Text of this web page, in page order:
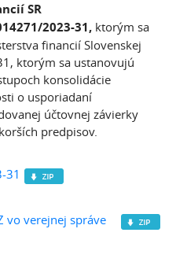
SR
2023-31, ktorým sa
financií Slovenskej
ktorým sa ustanovujú
konsolidácie
o usporiadaní
účtovnej závierky
predpisov.
31
vo verejnej správe